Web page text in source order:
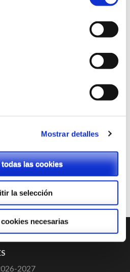
Mostrar detalles
las cookies
la selección
necesarias
2027